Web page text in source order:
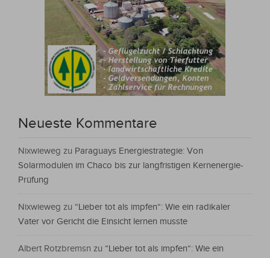
Neueste Kommentare
Nixwieweg zu Paraguays Energiestrategie: Von
Solarmodulen im Chaco bis zur langfristigen Kernenergie-
Prüfung
Nixwieweg zu “Lieber tot als impfen“: Wie ein radikaler
Vater vor Gericht die Einsicht lernen musste
Albert Rotzbremsn zu “Lieber tot als impfen“: Wie ein